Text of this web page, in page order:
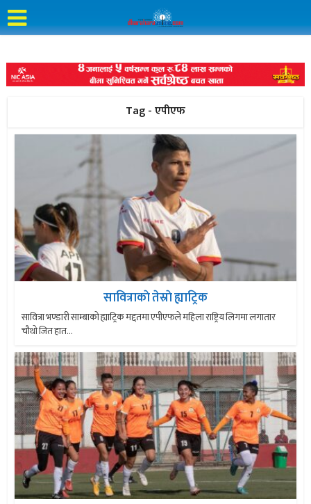
Tag - एपीएफ
सावित्राकाे तेस्राे ह्याट्रिक
सावित्रा भण्डारी साम्बाकाे ह्याट्रिक मद्दतमा एपीएफले महिला राष्ट्रिय लिगमा लगातार
चाैथाे जित हात...